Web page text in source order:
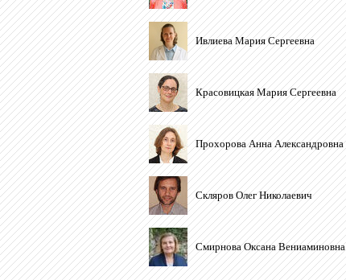
Ивлиева Мария Сергеевна
Красовицкая Мария Сергеевна
Прохорова Анна Александровна
Скляров Олег Николаевич
Смирнова Оксана Вениаминовна